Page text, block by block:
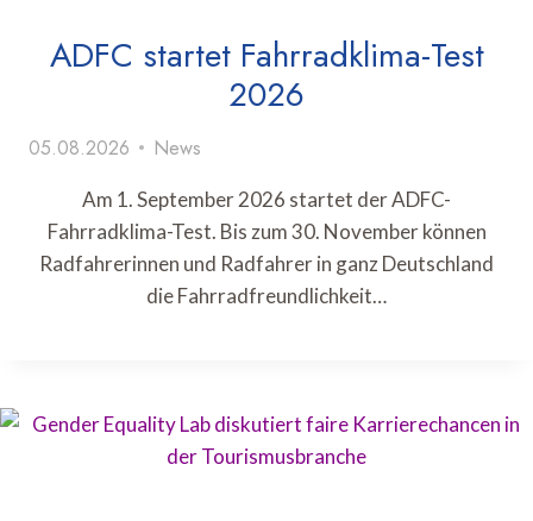
ADFC startet Fahrradklima-Test
2026
05.08.2026 News
Am 1. September 2026 startet der ADFC-
Fahrradklima-Test. Bis zum 30. November können
Radfahrerinnen und Radfahrer in ganz Deutschland
die Fahrradfreundlichkeit…